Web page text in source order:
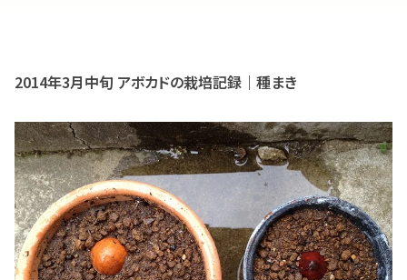
2014年3月中旬 アボカドの栽培記録｜種まき